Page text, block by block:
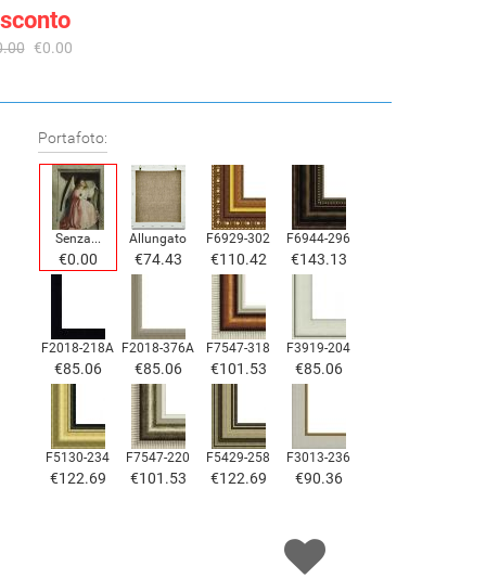
€0.00
Portafoto:
Senza...
€0.00
Allungato
€74.43
F6929-302
€110.42
F6944-296
€143.13
F2018-218A
€85.06
F2018-376A
€85.06
F7547-318
€101.53
F3919-204
€85.06
F5130-234
€122.69
F7547-220
€101.53
F5429-258
€122.69
F3013-236
€90.36
F7034-298